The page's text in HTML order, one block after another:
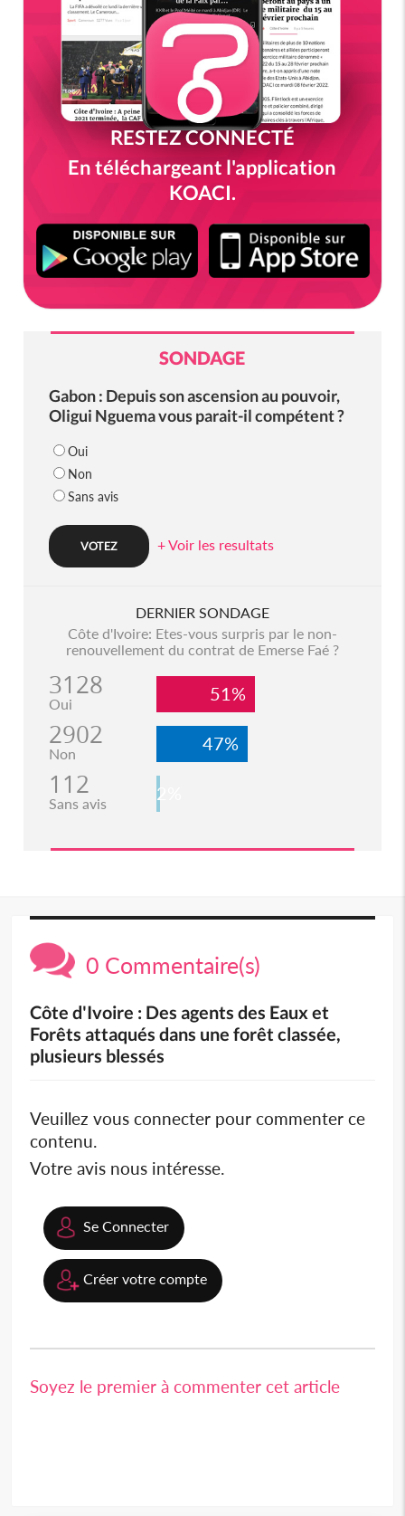
RESTEZ CONNECTÉ
En téléchargeant l'application
KOACI.
SONDAGE
Gabon : Depuis son ascension au pouvoir,
Oligui Nguema vous parait-il compétent ?
Oui
Non
Sans avis
+ Voir les resultats
DERNIER SONDAGE
Côte d'Ivoire: Etes-vous surpris par le non-
renouvellement du contrat de Emerse Faé ?
3128
Oui 51%
2902
Non 47%
112
Sans avis 2%
0 Commentaire(s)
Côte d'Ivoire : Des agents des Eaux et
Forêts attaqués dans une forêt classée,
plusieurs blessés
Veuillez vous connecter pour commenter ce
contenu.
Votre avis nous intéresse.
Se Connecter
Créer votre compte
Soyez le premier à commenter cet article